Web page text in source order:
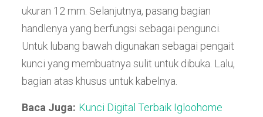
ukuran 12 mm. Selanjutnya, pasang bagian
handlenya yang berfungsi sebagai pengunci.
Untuk lubang bawah digunakan sebagai pengait
kunci yang membuatnya sulit untuk dibuka. Lalu,
bagian atas khusus untuk kabelnya.
Baca Juga: Kunci Digital Terbaik Igloohome